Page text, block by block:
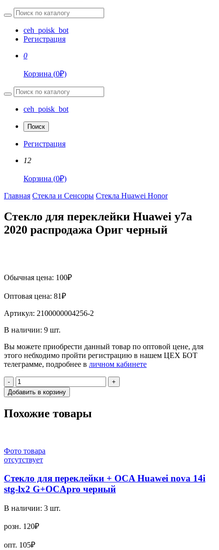
ceh_poisk_bot
Регистрация
0
Корзина (0₽)
ceh_poisk_bot
Поиск
Регистрация
12
Корзина (0₽)
Главная Стекла и Сенсоры Стекла Huawei Honor
Стекло для переклейки Huawei y7a
2020 распродажа Ориг черный
Обычная цена: 100₽
Оптовая цена: 81₽
Артикул: 2100000004256-2
В наличии: 9 шт.
Вы можете приобрести данный товар по оптовой цене, для
этого небходимо пройти регистрацию в нашем ЦЕХ БОТ
телеграмме, подробнее в личном кабинете
-
+
Добавить в корзину
Похожие товары
Фото товара
отсутствует
Стекло для переклейки + OCA Huawei nova 14i
stg-lx2 G+OCApro черный
В наличии: 3 шт.
розн. 120₽
опт. 105₽